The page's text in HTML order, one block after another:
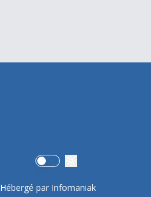
Use setting
Hébergé par Infomaniak